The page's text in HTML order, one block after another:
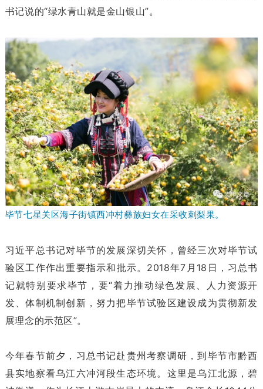
书记说的“绿水青山就是金山银山”。
毕节七星关区海子街镇西冲村彝族妇女在采收刺梨果。
习近平总书记对毕节的发展深切关怀，曾经三次对毕节试
验区工作作出重要指示和批示。2018年7月18日，习总书
记就特别要求毕节，要“着力推动绿色发展、人力资源开
发、体制机制创新，努力把毕节试验区建设成为贯彻新发
展理念的示范区”。
今年春节前夕，习总书记赴贵州考察调研，到毕节市黔西
县实地察看乌江六冲河段生态环境。这里是乌江北源，碧